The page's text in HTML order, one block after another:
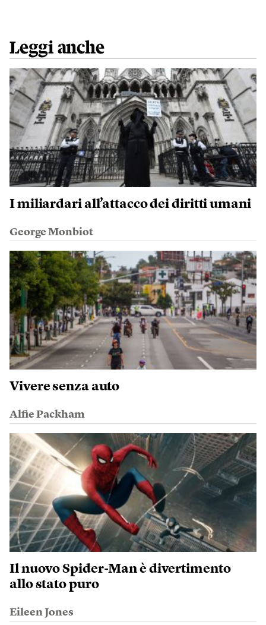
Leggi anche
I miliardari all’attacco dei diritti umani
George Monbiot
Vivere senza auto
Alfie Packham
Il nuovo Spider-Man è divertimento
allo stato puro
Eileen Jones